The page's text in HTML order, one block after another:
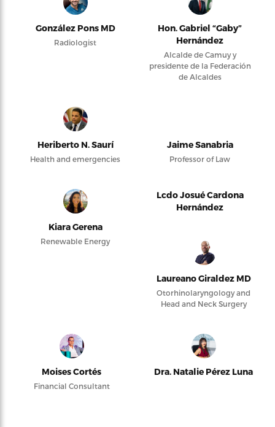
González Pons MD
Radiologist
Hon. Gabriel “Gaby”
Hernández
Alcalde de Camuy y
presidente de la Federación
de Alcaldes
Heriberto N. Saurí
Health and emergencies
Jaime Sanabria
Professor of Law
Kiara Gerena
Renewable Energy
Lcdo Josué Cardona
Hernández
Laureano Giraldez MD
Otorhinolaryngology and
Head and Neck Surgery
Moises Cortés
Financial Consultant
Dra. Natalie Pérez Luna